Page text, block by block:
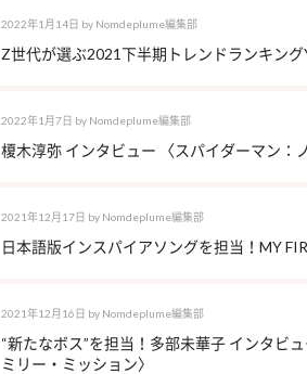
2022年1月14日 by Nomdeplume編集部
Z世代が選ぶ2021下半期トレンドランキン
2022年1月7日 by Nomdeplume編集部
榎木淳弥 インタビュー 〈スパイダーマン：
2021年12月17日 by Nomdeplume編集部
日本語版インスパイアソングを担当！MY
2021年12月16日 by Nomdeplume編集部
“新たなボス”を担当！多部未華子 インタビ
ミリー・ミッション〉